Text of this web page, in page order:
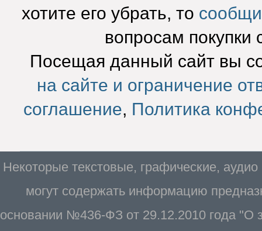
хотите его убрать, то
вопросам покупки
Посещая данный сайт вы
на сайте и ограничение
соглашение, Политика
Некоторые текстовые, графические,
могут содержать информацию
основании №436-ФЗ от 29.12.2010 года "О